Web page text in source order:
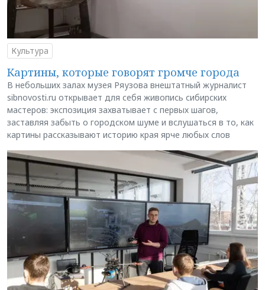
Культура
Картины, которые говорят громче города
В небольших залах музея Ряузова внештатный журналист
sibnovosti.ru открывает для себя живопись сибирских
мастеров: экспозиция захватывает с первых шагов,
заставляя забыть о городском шуме и вслушаться в то, как
картины рассказывают историю края ярче любых слов